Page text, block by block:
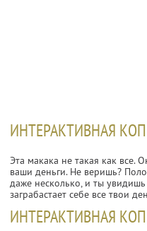
ИНТЕРАКТИВНАЯ
Эта макака не такая как все.
ваши деньги. Не веришь?
даже несколько, и ты
заграбастает себе все твои
ИНТЕРАКТИВНАЯ